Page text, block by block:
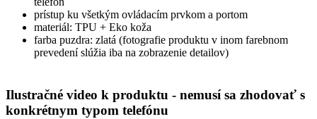
prístup ku všetkým ovládacím prvkom a portom
materiál: TPU + Eko koža
farba puzdra: zlatá (fotografie produktu v inom farebnom
prevedení slúžia iba na zobrazenie detailov)
Ilustračné video k produktu - nemusí sa zhodovať s
konkrétnym typom telefónu